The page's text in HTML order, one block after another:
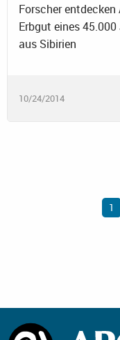
Forscher
Erbgut eines
aus Sibirien
10/24/2014
1